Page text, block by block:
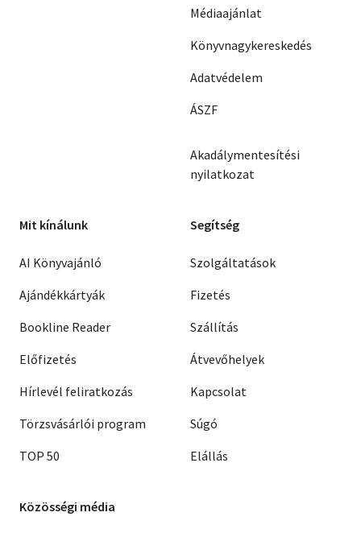
Médiaajánlat
Könyvnagykereskedés
Adatvédelem
ÁSZF
Akadálymentesítési
nyilatkozat
Mit kínálunk
AI Könyvajánló
Ajándékkártyák
Bookline Reader
Előfizetés
Hírlevél feliratkozás
Törzsvásárlói program
TOP 50
Segítség
Szolgáltatások
Fizetés
Szállítás
Átvevőhelyek
Kapcsolat
Súgó
Elállás
Közösségi média